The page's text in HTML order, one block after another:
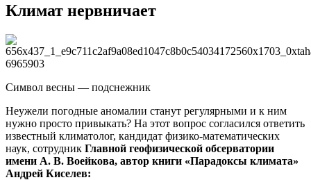
Климат нервничает
Символ весны — подснежник
Неужели погодные аномалии станут регулярными и к ним
нужно просто привыкать? На этот вопрос согласился ответить
известный климатолог, кандидат физико-математических
наук, сотрудник Главной геофизической обсерватории
имени А. В. Воейкова, автор книги «Парадоксы климата»
Андрей Киселев: